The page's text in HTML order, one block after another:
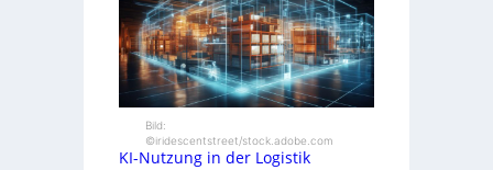
Bild:
©iridescentstreet/stock.adobe.com
KI-Nutzung in der Logistik